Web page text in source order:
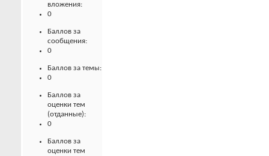
вложения:
0
Баллов за
сообщения:
0
Баллов за темы:
0
Баллов за
оценки тем
(отданные):
0
Баллов за
оценки тем